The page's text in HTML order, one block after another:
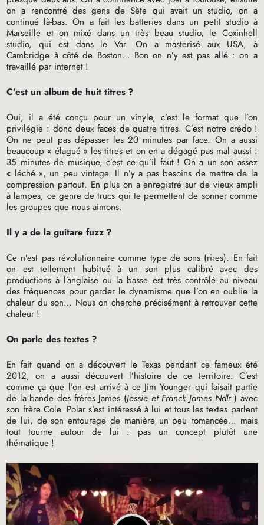
on a rencontré des gens de Sète qui avait un studio, on a
continué là-bas. On a fait les batteries dans un petit studio à
Marseille et on mixé dans un très beau studio, le Coxinhell
studio, qui est dans le Var. On a masterisé aux USA, à
Cambridge à côté de Boston… Bon on n’y est pas allé : on a
travaillé par internet !
C’est un album de huit titres ?
Oui, il a été conçu pour un vinyle, c’est le format que l’on
privilégie : donc deux faces de quatre titres. C’est notre crédo !
On ne peut pas dépasser les 20 minutes par face. On a aussi
beaucoup « élagué » les titres et on en a dégagé pas mal aussi :
35 minutes de musique, c’est ce qu’il faut ! On a un son assez
« léché », un peu vintage. Il n’y a pas besoins de mettre de la
compression partout. En plus on a enregistré sur de vieux ampli
à lampes, ce genre de trucs qui te permettent de sonner comme
les groupes que nous aimons.
Il y a de la guitare fuzz ?
Ce n’est pas révolutionnaire comme type de sons (rires). En fait
on est tellement habitué à un son plus calibré avec des
productions à l’anglaise ou la basse est très contrôlé au niveau
des fréquences pour garder le dynamisme que l’on en oublie la
chaleur du son… Nous on cherche précisément à retrouver cette
chaleur !
On parle des textes ?
En fait quand on a découvert le Texas pendant ce fameux été
2012, on a aussi découvert l’histoire de ce territoire. C’est
comme ça que l’on est arrivé à ce Jim Younger qui faisait partie
de la bande des frères James (Jessie et Franck James Ndlr) avec
son frère Cole. Polar s’est intéressé à lui et tous les textes parlent
de lui, de son entourage de manière un peu romancée… mais
tout tourne autour de lui : pas un concept plutôt une
thématique !